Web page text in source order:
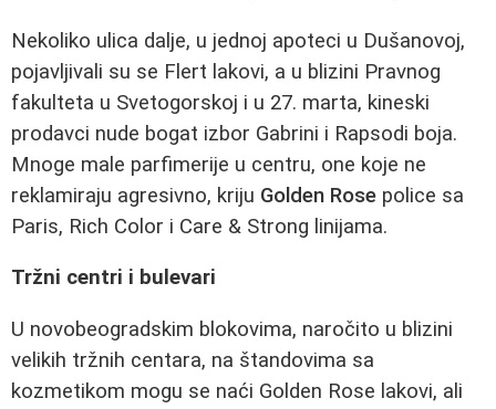
Nekoliko ulica dalje, u jednoj apoteci u Dušanovoj,
pojavljivali su se Flert lakovi, a u blizini Pravnog
fakulteta u Svetogorskoj i u 27. marta, kineski
prodavci nude bogat izbor Gabrini i Rapsodi boja.
Mnoge male parfimerije u centru, one koje ne
reklamiraju agresivno, kriju Golden Rose police sa
Paris, Rich Color i Care & Strong linijama.
Tržni centri i bulevari
U novobeogradskim blokovima, naročito u blizini
velikih tržnih centara, na štandovima sa
kozmetikom mogu se naći Golden Rose lakovi, ali